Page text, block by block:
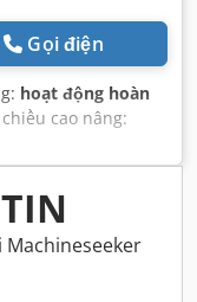
Gọi điện
hoạt động hoàn
chiều cao nâng:
dựng:2.500 mm,
xây dựng: